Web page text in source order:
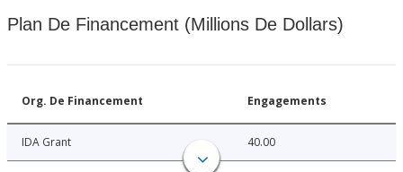
Plan De Financement (Millions De Dollars)
Org. De Financement Engagements
IDA Grant 40.00